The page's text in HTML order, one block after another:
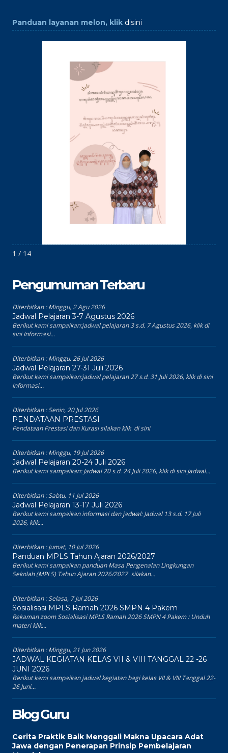
Panduan layanan melon, klik disini
1 / 14
Pengumuman Terbaru
Diterbitkan :Minggu, 2 Agu 2026
Jadwal Pelajaran 3-7 Agustus 2026
Berikut kami sampaikan:jadwal pelajaran 3 s.d. 7 Agustus 2026, klik di
sini Informasi...
Diterbitkan :Minggu, 26 Jul 2026
Jadwal Pelajaran 27-31 Juli 2026
Berikut kami sampaikan:jadwal pelajaran 27 s.d. 31 Juli 2026, klik di sini
Informasi...
Diterbitkan :Senin, 20 Jul 2026
PENDATAAN PRESTASI
Pendataan Prestasi dan Kurasi silakan klik di sini
Diterbitkan :Minggu, 19 Jul 2026
Jadwal Pelajaran 20-24 Juli 2026
Berikut kami sampaikan: Jadwal 20 s.d. 24 Juli 2026, klik di sini Jadwal...
Diterbitkan :Sabtu, 11 Jul 2026
Jadwal Pelajaran 13-17 Juli 2026
Berikut kami sampaikan informasi dan jadwal: Jadwal 13 s.d. 17 Juli
2026, klik...
Diterbitkan :Jumat, 10 Jul 2026
Panduan MPLS Tahun Ajaran 2026/2027
Berikut kami sampaikan panduan Masa Pengenalan Lingkungan
Sekolah (MPLS) Tahun Ajaran 2026/2027 silakan...
Diterbitkan :Selasa, 7 Jul 2026
Sosialisasi MPLS Ramah 2026 SMPN 4 Pakem
Rekaman zoom Sosialisasi MPLS Ramah 2026 SMPN 4 Pakem : Unduh
materi klik...
Diterbitkan :Minggu, 21 Jun 2026
JADWAL KEGIATAN KELAS VII & VIII TANGGAL 22 -26
JUNI 2026
Berikut kami sampaikan jadwal kegiatan bagi kelas VII & VIII Tanggal 22-
26 Juni...
Blog Guru
Cerita Praktik Baik Menggali Makna Upacara Adat
Jawa dengan Penerapan Prinsip Pembelajaran